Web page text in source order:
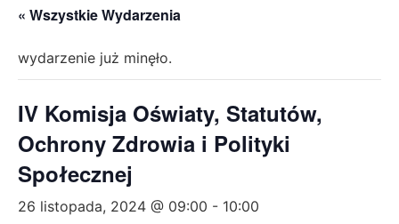
« Wszystkie Wydarzenia
wydarzenie już minęło.
IV Komisja Oświaty, Statutów,
Ochrony Zdrowia i Polityki
Społecznej
26 listopada, 2024 @ 09:00 - 10:00